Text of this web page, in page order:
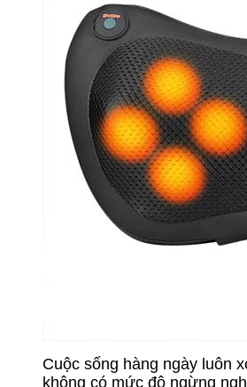
Cuộc sống hàng ngày luôn
không có mức độ ngừng